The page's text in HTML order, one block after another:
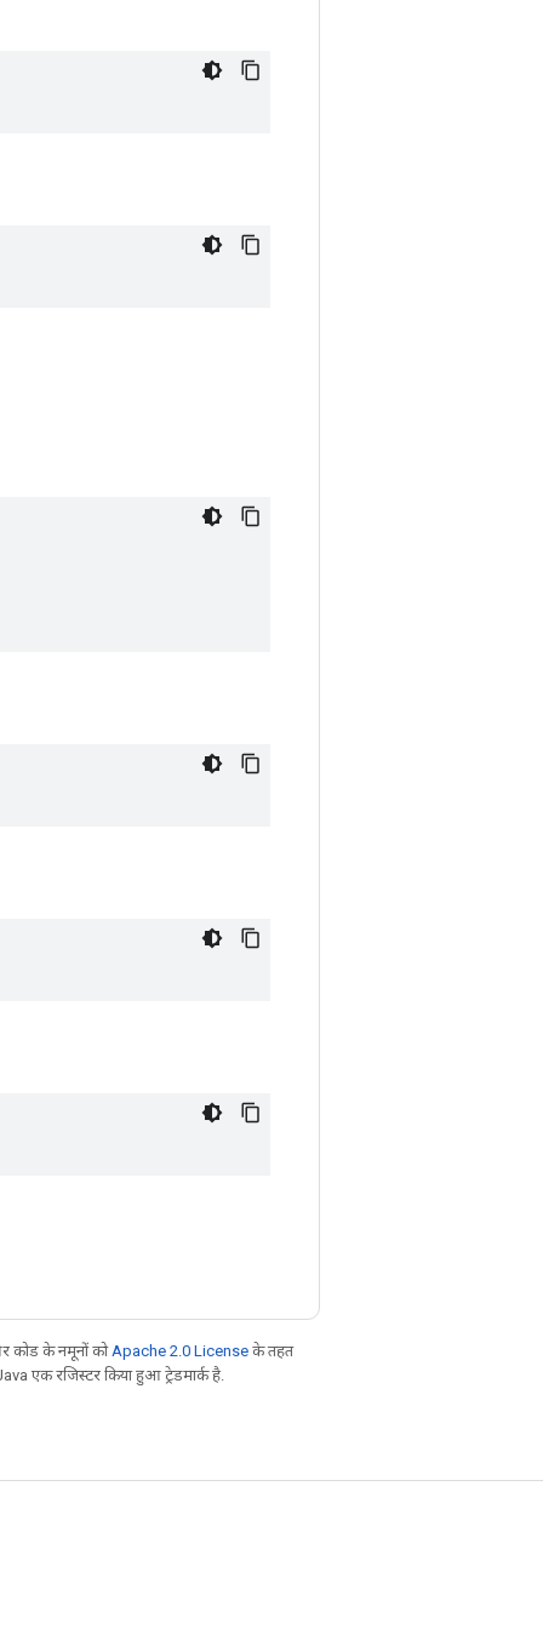
कोड के नमूनों को Apache 2.0 License के तहत
एक रजिस्टर किया हुआ ट्रेडमार्क है.